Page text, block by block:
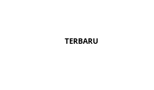
TERBARU